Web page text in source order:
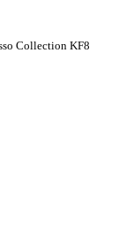
Collection KF8